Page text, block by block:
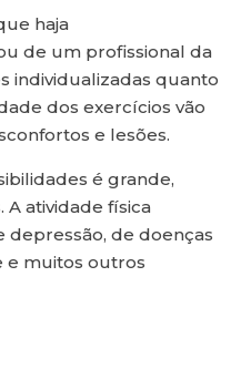
haja
de um profissional da
individualizadas quanto
dos exercícios vão
e lesões.
é grande,
A atividade física
de doenças
e muitos outros